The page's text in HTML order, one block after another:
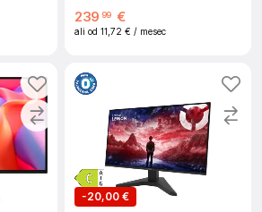
239 99 €
ali od 11,72 € / mesec
-20,00 €